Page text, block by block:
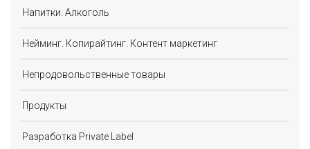
Напитки. Алкоголь
Нейминг. Копирайтинг. Контент маркетинг
Непродовольственные товары
Продукты
Разработка Private Label